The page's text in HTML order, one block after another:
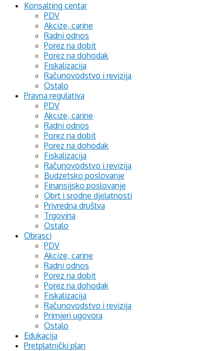
Konsalting centar
PDV
Akcize, carine
Radni odnos
Porez na dobit
Porez na dohodak
Fiskalizacija
Računovodstvo i revizija
Ostalo
Pravna regulativa
PDV
Akcize, carine
Radni odnos
Porez na dobit
Porez na dohodak
Fiskalizacija
Računovodstvo i revizija
Budzetsko poslovanje
Finansijsko poslovanje
Obrt i srodne djelatnosti
Privredna društva
Trgovina
Ostalo
Obrasci
PDV
Akcize, carine
Radni odnos
Porez na dobit
Porez na dohodak
Fiskalizacija
Računovodstvo i revizija
Primjeri ugovora
Ostalo
Edukacija
Pretplatnički plan